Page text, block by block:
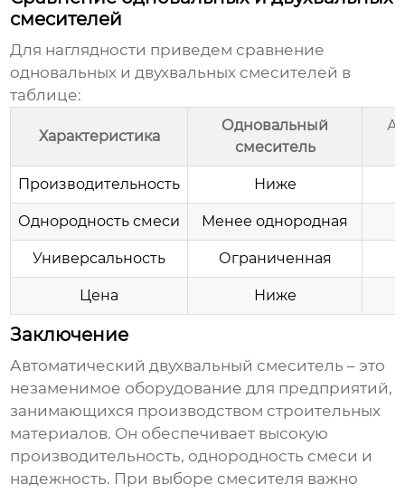
смесителей
Для наглядности приведем сравнение
одновальных идвухвальных смесителей в
таблице:
Характеристика
Одновальный
смеситель
Производительность Ниже
Однородность смеси Менее однородная
Универсальность Ограниченная
Цена Ниже
Заключение
Автоматический двухвальный смеситель – это
незаменимое оборудование для предприятий,
занимающихся производством строительных
материалов. Он обеспечивает высокую
производительность, однородность смеси и
надежность. При выборе смесителя важно